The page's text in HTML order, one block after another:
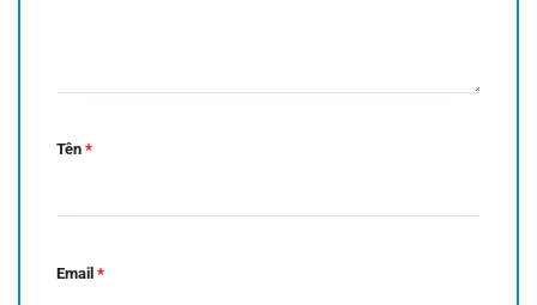
Tên *
Email *